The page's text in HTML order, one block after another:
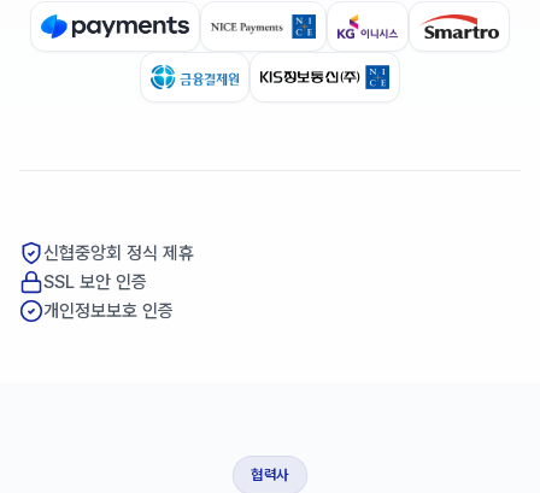
신협중앙회 정식 제휴
SSL 보안 인증
개인정보보호 인증
협력사